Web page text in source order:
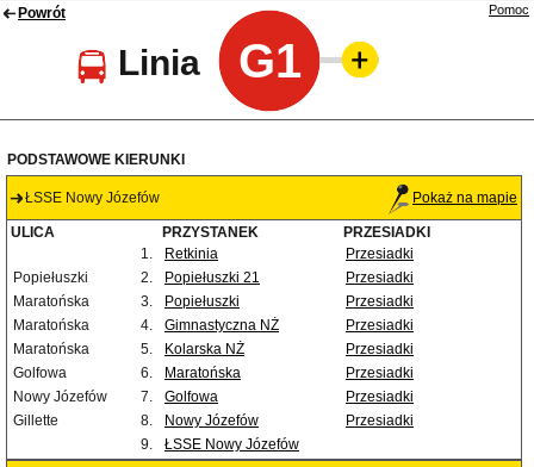
Powrót
Linia G1
Pomoc
PODSTAWOWE KIERUNKI
ŁSSE Nowy Józefów Pokaż na mapie
ULICA PRZYSTANEK
PRZESIADKI
1.
Retkinia
Przesiadki
Popiełuszki
2. Popiełuszki 21
Przesiadki
Maratońska
3. Popiełuszki
Przesiadki
Maratońska
4. Gimnastyczna NŻ
Przesiadki
Maratońska
5. Kolarska NŻ
Przesiadki
Golfowa
6. Maratońska
Przesiadki
Nowy Józefów
7. Golfowa
Przesiadki
Gillette
8. Nowy Józefów
Przesiadki
9.
ŁSSE Nowy Józefów